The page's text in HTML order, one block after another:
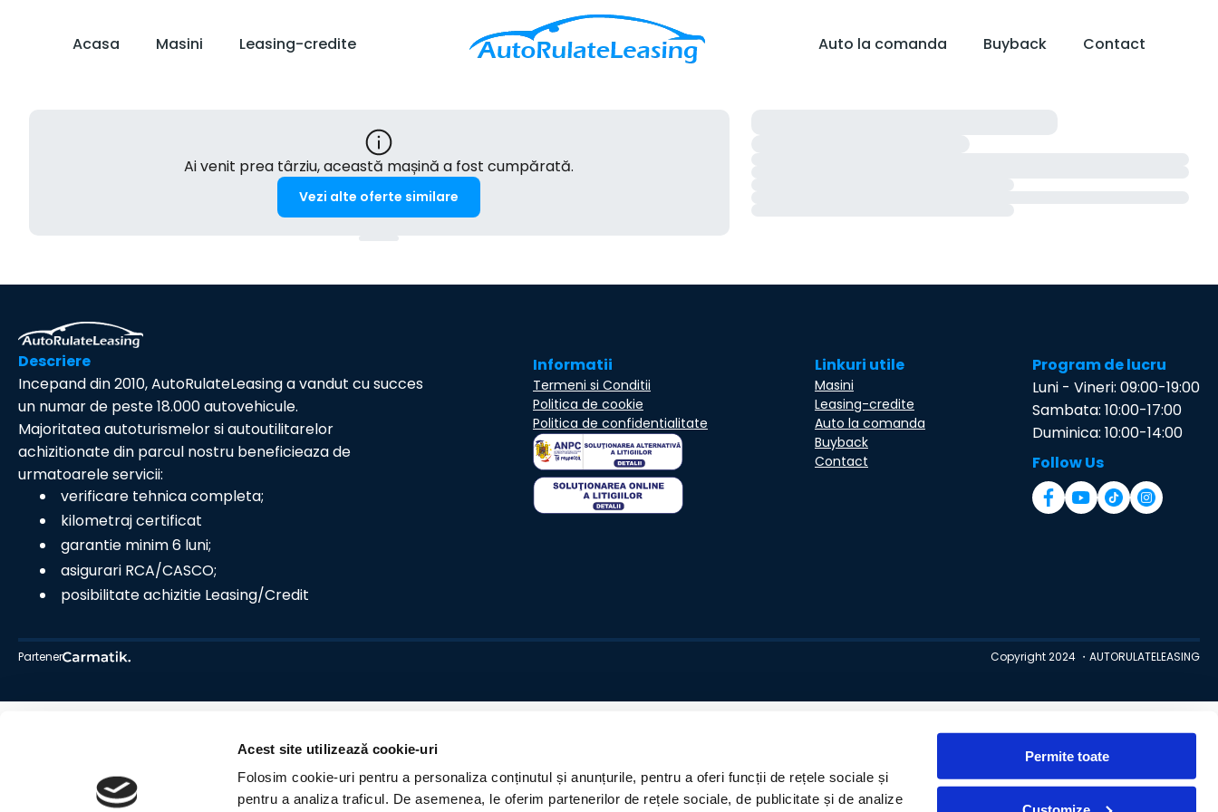
Acest site utilizează cookie-uri
Folosim cookie-uri pentru a personaliza conținutul și anunțurile, pentru a oferi funcții de rețele sociale și
pentru a analiza traficul. De asemenea, le oferim partenerilor de rețele sociale, de publicitate și de analize
Permite toate
Acasa Masini Leasing-credite Auto la comanda Buyback Contact
Ai venit prea târziu, această mașină a fost cumpărată.
Vezi alte oferte similare
Descriere
Incepand din 2010, AutoRulateLeasing a vandut cu succes
un numar de peste 18.000 autovehicule.
Majoritatea autoturismelor si autoutilitarelor
achizitionate din parcul nostru beneficieaza de
urmatoarele servicii:
verificare tehnica completa;
kilometraj certificat
garantie minim 6 luni;
asigurari RCA/CASCO;
posibilitate achizitie Leasing/Credit
Informatii
Termeni si Conditii
Politica de cookie
Politica de confidentialitate
Linkuri utile
Masini
Leasing-credite
Auto la comanda
Buyback
Contact
Program de lucru
Luni - Vineri: 09:00-19:00
Sambata: 10:00-17:00
Duminica: 10:00-14:00
Follow Us
Partener Copyright 2024 ・AUTORULATELEASING